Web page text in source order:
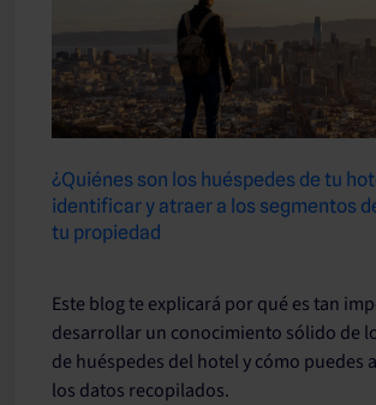
¿Quiénes son los huéspedes de tu
identificar y atraer a los segmentos
tu propiedad
Este blog te explicará por qué es tan
desarrollar un conocimiento sólido de
de huéspedes del hotel y cómo puedes
los datos recopilados.